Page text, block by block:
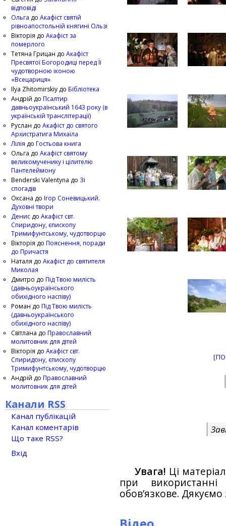
Увага! Ці
при
обов’язкове.
відповіді
Ольга до Акафіст святій
рівноапостольній княгині Ользі
Вікторія до Акафіст за
померлого
Тетяна Грицан до Акафіст
Пресвятої Богородиці перед Її
чудотворною іконою
«Всецариця»
Ilya Zhitomirskiy до Бібліотека
Андрій до Псалтир
давньоукраїнський 1643 року (в
українській транслітерації)
Руслан до Акафіст до святого
Архистратига Михаїла
Лілія до Гостьова книга
Ольга до Акафіст святому
великомученику і цілителю
Пантелеймону
Benderski Valentyna до Зі
спогадів
Оксана до Ігор Соневицький.
Духовні твори
Денис до Акафіст свт.
Спиридону, єпископу
Тримифунтському, чудотворцю
Вікторія до Пояснення, поради
до Причастя
Наталя до Акафіст до святителя
Миколая
Дмитро до Під Твою милість
(давньоукраїнського
обихідного наспіву)
Роман до Під Твою милість
(давньоукраїнського
обихідного наспіву)
Світлана до Православний
молитовник для дітей
Вікторія до Акафіст свт.
Спиридону, єпископу
Тримифунтському, чудотворцю
Андрій до Православний
молитовник для дітей
Канали RSS
Канал публікацій
Канал коментарів
Що таке RSS?
Вхід